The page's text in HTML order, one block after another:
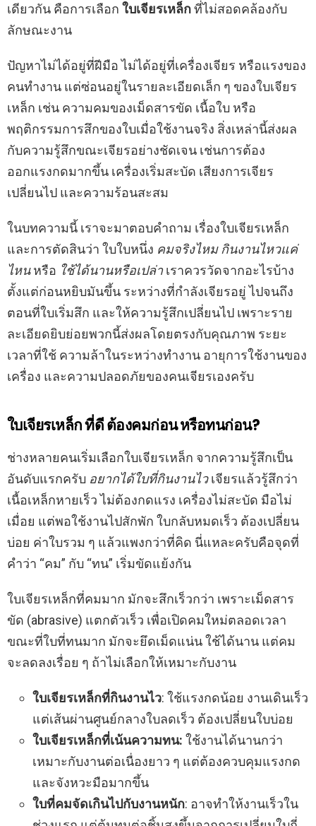
เดียวกัน คือการเลือก ใบเจียรเหล็กที่ไม่สอดคล้องกับ
ลักษณะงาน
ปัญหาไม่ได้อยู่ที่ฝีมือ ไม่ได้อยู่ที่เครื่องเจียร หรือแรงของ
คนทำงาน แต่ซ่อนอยู่ในรายละเอียดเล็ก ๆ ของใบเจียร
เหล็ก เช่น ความคมของเม็ดสารขัด เนื้อใบ หรือ
พฤติกรรมการสึกของใบเมื่อใช้งานจริง สิ่งเหล่านี้ส่งผล
กับความรู้สึกขณะเจียรอย่างชัดเจน เช่นการต้อง
ออกแรงกดมากขึ้น เครื่องเริ่มสะบัด เสียงการเจียร
เปลี่ยนไป และความร้อนสะสม
ในบทความนี้ เราจะมาตอบคำถาม เรื่องใบเจียรเหล็ก
และการตัดสินว่า ใบใบหนึ่ง คมจริงไหม กินงานไหวแค่
ไหนหรือ ใช้ได้นานหรือเปล่าเราควรวัดจากอะไรบ้าง
ตั้งแต่ก่อนหยิบมันขึ้น ระหว่างที่กำลังเจียรอยู่ ไปจนถึง
ตอนที่ใบเริ่มสึก และให้ความรู้สึกเปลี่ยนไป เพราะราย
ละเอียดยิบย่อยพวกนี้ส่งผลโดยตรงกับคุณภาพ ระยะ
เวลาที่ใช้ ความล้าในระหว่างทำงาน อายุการใช้งานของ
เครื่อง และความปลอดภัยของคนเจียรเองครับ
ใบเจียรเหล็ก ที่ดี ต้องคมก่อน หรือทนก่อน?
ช่างหลายคนเริ่มเลือกใบเจียรเหล็ก จากความรู้สึกเป็น
อันดับแรกครับ อยากได้ใบที่กินงานไวเจียรแล้วรู้สึกว่า
เนื้อเหล็กหายเร็ว ไม่ต้องกดแรง เครื่องไม่สะบัด มือไม่
เมื่อย แต่พอใช้งานไปสักพัก ใบกลับหมดเร็ว ต้องเปลี่ยน
บ่อย ค่าใบรวม ๆ แล้วแพงกว่าที่คิด นี่แหละครับคือจุดที่
คำว่า “คม” กับ “ทน” เริ่มขัดแย้งกัน
ใบเจียรเหล็กที่คมมาก มักจะสึกเร็วกว่า เพราะเม็ดสาร
ขัด (abrasive) แตกตัวเร็ว เพื่อเปิดคมใหม่ตลอดเวลา
ขณะที่ใบที่ทนมาก มักจะยึดเม็ดแน่น ใช้ได้นาน แต่คม
จะลดลงเรื่อย ๆ ถ้าไม่เลือกให้เหมาะกับงาน
ใบเจียรเหล็กที่กินงานไว: ใช้แรงกดน้อย งานเดินเร็ว
แต่เส้นผ่านศูนย์กลางใบลดเร็ว ต้องเปลี่ยนใบบ่อย
ใบเจียรเหล็กที่เน้นความทน: ใช้งานได้นานกว่า
เหมาะกับงานต่อเนื่องยาว ๆ แต่ต้องควบคุมแรงกด
และจังหวะมือมากขึ้น
ใบที่คมจัดเกินไปกับงานหนัก: อาจทำให้งานเร็วใน